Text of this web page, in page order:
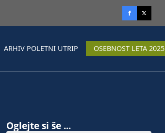
ARHIV POLETNI UTRIP OSEBNOST LETA 2025
Oglejte si še ...